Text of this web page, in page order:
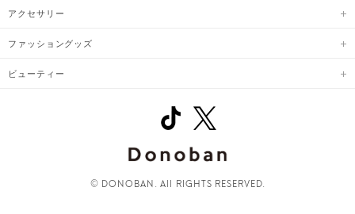
アクセサリー
ファッショングッズ
ビューティー
© DONOBAN. All RIGHTS RESERVED.